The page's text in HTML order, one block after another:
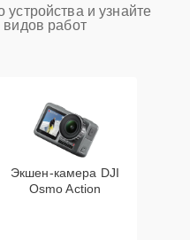
и узнайте
видов работ
Экшен-камера DJI
Osmo Action